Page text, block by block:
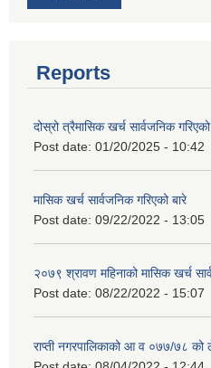
Reports
दोस्रो त्रैमासिक खर्च सार्वजनिक गरिएको
Post date: 01/20/2025 - 10:42
मासिक खर्च सार्वजनिक गरिएको बारे
Post date: 09/22/2022 - 13:05
२०७९ श्रावण महिनाको मासिक खर्च
Post date: 08/22/2022 - 15:07
राप्ती नगरपालिकाको आ व ०७७/७८ को